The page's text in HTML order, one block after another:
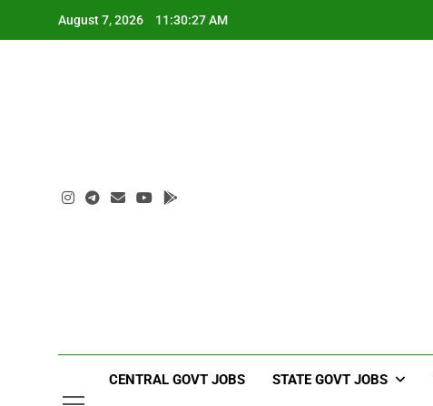
August 7, 2026 11:30:28 AM
CENTRAL GOVT JOBS STATE GOVT JOBS